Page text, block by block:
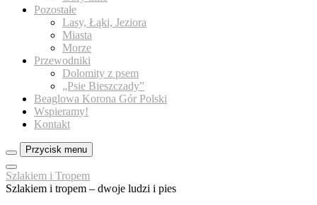
Pozostałe
Lasy, Łąki, Jeziora
Miasta
Morze
Przewodniki
Dolomity z psem
„Psie Bieszczady”
Beaglowa Korona Gór Polski
Wspieramy!
Kontakt
Przycisk menu
Zamknij
menu
panelu
Szlakiem i Tropem
Szlakiem i tropem – dwoje ludzi i pies